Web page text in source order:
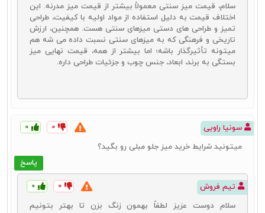
سلام، قیمت میز سنتی معمولاً بیشتر از قیمت میز مدرنه. این
اختلاف قیمت به دلیل استفاده از مواد اولیه با کیفیت، طراحی
تمیز و طراحی های دستی میزهای سنتی هست. همچنین، ارزش
تاریخی و فرهنگی که به میزهای سنتی نسبت داده می شه هم
میتونه تأثیرگذار باشه؛ اما بیشتر از همه، قیمت نهایی میز
بستگی به برند، ابعاد، جنس چوب و جزئیات طراحی داره.
سونیا راویی ۰ ۰
پاسخ
میتونید شرایط خرید میز جلو مبلی رو بگید؟
تیم فروش ۰ ۰
سلام دوست عزیز لطفاً بهمون زنگ بزن تا بهتر بتونیم